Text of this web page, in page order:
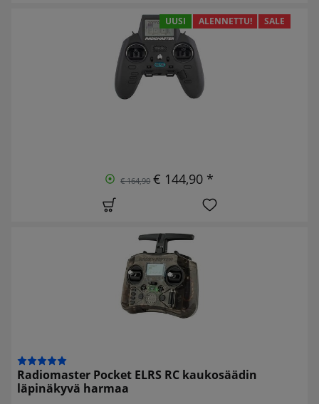
UUSI ALENNETTU! SALE
€ 164,90 € 144,90 *
Radiomaster Pocket ELRS RC kaukosäädin
läpinäkyvä harmaa